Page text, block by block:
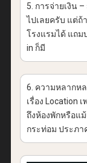
5. การจ่ายเงิน
ไปเลยครับ แต่ถ้
โรงแรมได้ แถม
in ก็มี
6. ความหลากห
เรื่อง Location
ถึงห้องพักหรือแ
กระท่อม ประภา